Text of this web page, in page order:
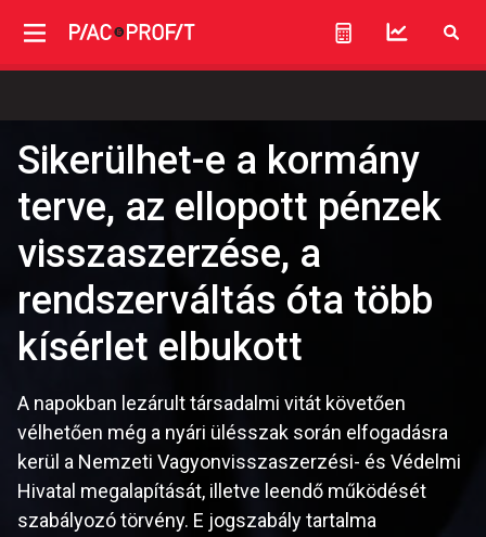
Sikerülhet-e a kormány
terve, az ellopott pénzek
visszaszerzése, a
rendszerváltás óta több
kísérlet elbukott
A napokban lezárult társadalmi vitát követően
vélhetően még a nyári ülésszak során elfogadásra
kerül a Nemzeti Vagyonvisszaszerzési- és Védelmi
Hivatal megalapítását, illetve leendő működését
szabályozó törvény. E jogszabály tartalma